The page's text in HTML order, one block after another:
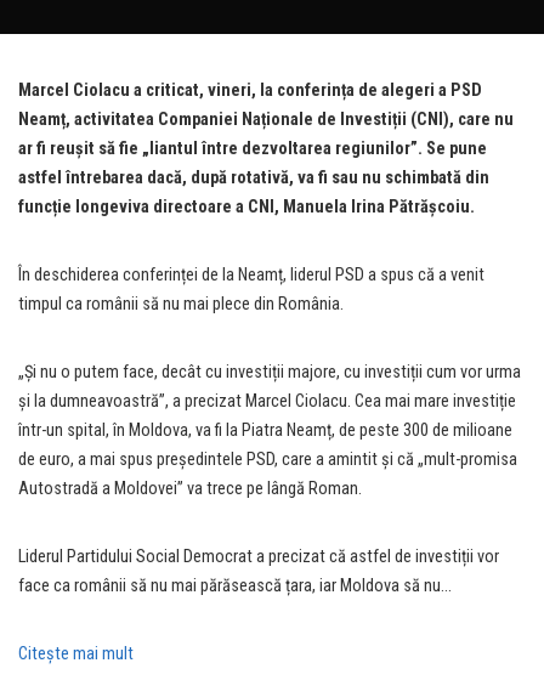
Marcel Ciolacu a criticat, vineri, la conferința de alegeri a PSD
Neamț, activitatea Companiei Naționale de Investiții (CNI), care nu
ar fi reușit să fie „liantul între dezvoltarea regiunilor”. Se pune
astfel întrebarea dacă, după rotativă, va fi sau nu schimbată din
funcție longeviva directoare a CNI, Manuela Irina Pătrășcoiu.
În deschiderea conferinței de la Neamț, liderul PSD a spus că a venit
timpul ca românii să nu mai plece din România.
„Și nu o putem face, decât cu investiții majore, cu investiții cum vor urma
și la dumneavoastră”, a precizat Marcel Ciolacu. Cea mai mare investiție
într-un spital, în Moldova, va fi la Piatra Neamț, de peste 300 de milioane
de euro, a mai spus președintele PSD, care a amintit și că „mult-promisa
Autostradă a Moldovei” va trece pe lângă Roman.
Liderul Partidului Social Democrat a precizat că astfel de investiții vor
face ca românii să nu mai părăsească țara, iar Moldova să nu…
Citeşte mai mult